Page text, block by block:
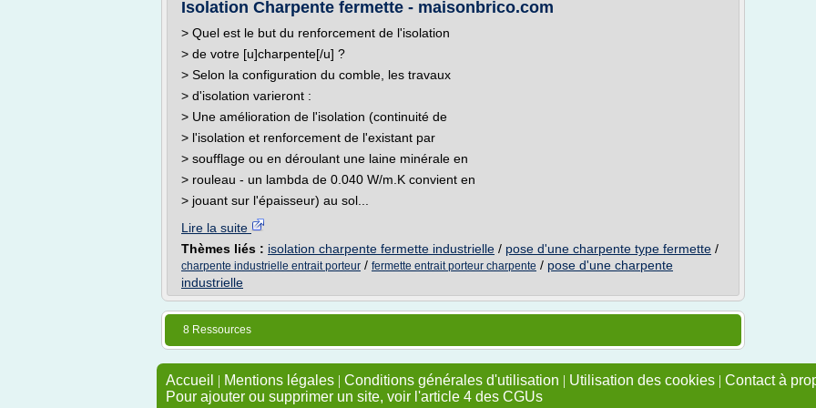
Isolation Charpente fermette - maisonbrico.com
> Quel est le but du renforcement de l'isolation
> de votre [u]charpente[/u] ?
> Selon la configuration du comble, les travaux
> d'isolation varieront :
> Une amélioration de l'isolation (continuité de
> l'isolation et renforcement de l'existant par
> soufflage ou en déroulant une laine minérale en
> rouleau - un lambda de 0.040 W/m.K convient en
> jouant sur l'épaisseur) au sol...
Lire la suite
Thèmes liés : isolation charpente fermette industrielle / pose d'une charpente type fermette /
charpente industrielle entrait porteur / fermette entrait porteur charpente / pose d'une charpente
industrielle
8 Ressources
Accueil | Mentions légales | Conditions générales d'utilisation | Utilisation des cookies | Contact à
Pour ajouter ou supprimer un site, voir l'article 4 des CGUs